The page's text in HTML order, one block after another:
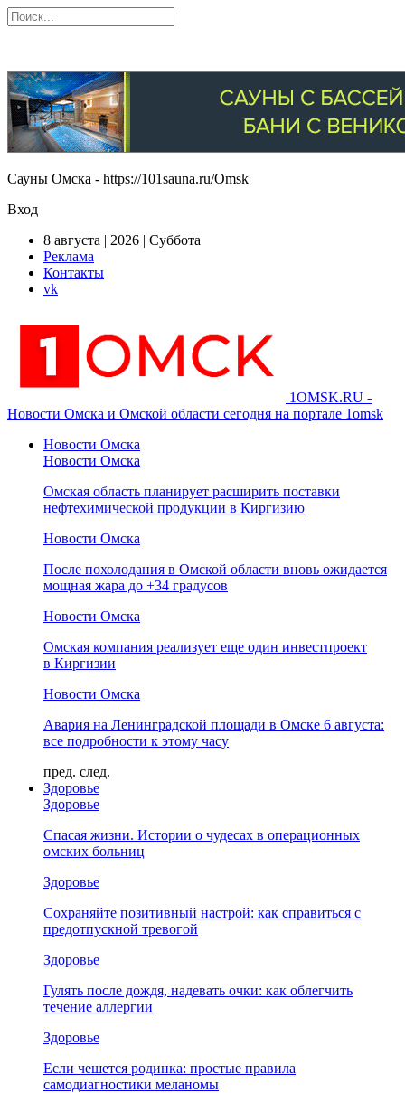
Сауны Омска - https://101sauna.ru/Omsk
Вход
8 августа | 2026 | Суббота
Реклама
Контакты
vk
1OMSK.RU -
Новости Омска и Омской области сегодня на портале 1omsk
Новости Омска
Новости Омска
Омская область планирует расширить поставки
нефтехимической продукции в Киргизию
Новости Омска
После похолодания в Омской области вновь ожидается
мощная жара до +34 градусов
Новости Омска
Омская компания реализует еще один инвестпроект
в Киргизии
Новости Омска
Авария на Ленинградской площади в Омске 6 августа:
все подробности к этому часу
пред. след.
Здоровье
Здоровье
Спасая жизни. Истории о чудесах в операционных
омских больниц
Здоровье
Сохраняйте позитивный настрой: как справиться с
предотпускной тревогой
Здоровье
Гулять после дождя, надевать очки: как облегчить
течение аллергии
Здоровье
Если чешется родинка: простые правила
самодиагностики меланомы